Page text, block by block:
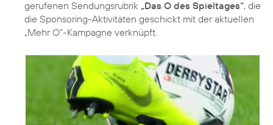
gerufenen Sendungsrubrik „Das O des Spieltages“, die
die Sponsoring-Aktivitäten geschickt mit der aktuellen
„Mehr O“-Kampagne verknüpft.